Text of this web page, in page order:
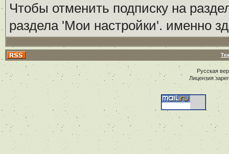
Чтобы отменить подписку на
раздела 'Мои настройки'. именно
Русская
Лицензия